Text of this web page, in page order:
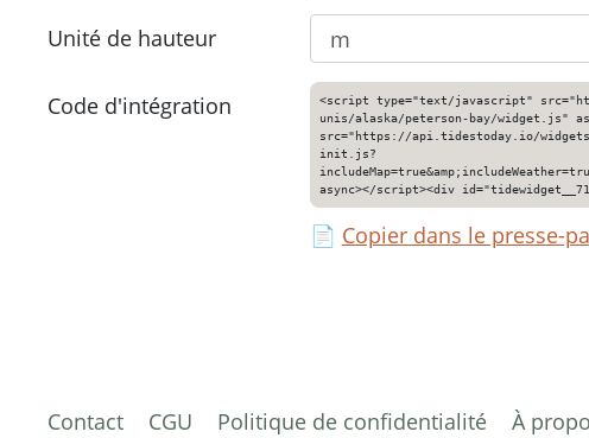
Unité de hauteur
Code d'intégration
<script type="text/javascript"
unis/alaska/peterson-bay/widget.js"
src="https://api.tidestoday.io/
init.js?
async></script><div
📄 Copier dans le presse-
Contact CGU Politique de confidentialité À